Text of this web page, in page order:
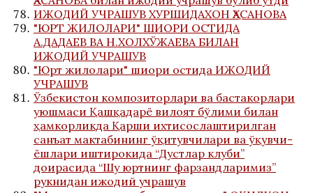
ИЖОДИЙ УЧРАШУВ ХУРШИДАХОН ҲАСАНОВА
"ЮРТ ЖИЛОЛАРИ" ШИОРИ ОСТИДА
А.ДАДАЕВ ВА Н.ХОЛХЎЖАЕВА БИЛАН
ИЖОДИЙ УЧРАШУВ
"Юрт жилолари" шиори остида ИЖОДИЙ
УЧРАШУВ
Ўзбекистон композиторлари ва бастакорлари
уюшмаси Қашқадарё вилоят бўлими билан
ҳамкорликда Қарши ихтисослаштирилган
санъат мактабининг ўқитувчилари ва ўқувчи-
ёшлари иштирокида “Дустлар клуби”
доирасида “Шу юртнинг фарзандларимиз”
рукнидан ижодий учрашув